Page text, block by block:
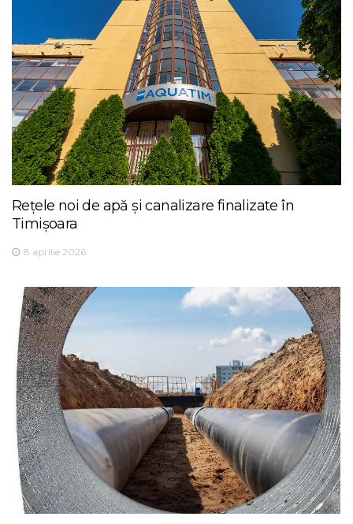
Rețele noi de apă și canalizare finalizate în
Timișoara
8 aprilie 2026